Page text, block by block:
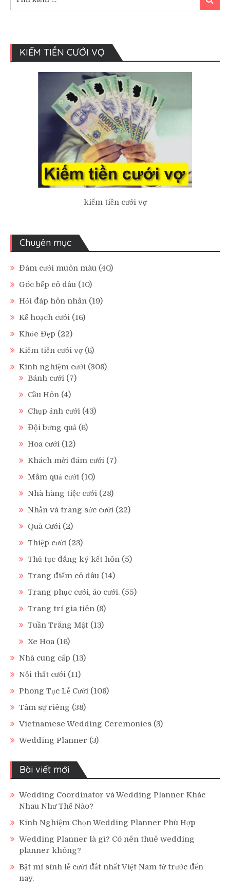
kiếm:
kiếm
KIẾM TIỀN CƯỚI VỢ
kiếm tiền cưới vợ
Chuyên mục
Đám cưới muôn màu (40)
Góc bếp cô dâu (10)
Hỏi đáp hôn nhân (19)
Kế hoạch cưới (16)
Khỏe Đẹp (22)
Kiếm tiền cưới vợ (6)
Kinh nghiệm cưới (308)
Bánh cưới (7)
Cầu Hôn (4)
Chụp ảnh cưới (43)
Đội bưng quả (6)
Hoa cưới (12)
Khách mời đám cưới (7)
Mâm quả cưới (10)
Nhà hàng tiệc cưới (28)
Nhẫn và trang sức cưới (22)
Quà Cưới (2)
Thiệp cưới (23)
Thủ tục đăng ký kết hôn (5)
Trang điểm cô dâu (14)
Trang phục cưới, áo cưới. (55)
Trang trí gia tiên (8)
Tuần Trăng Mật (13)
Xe Hoa (16)
Nhà cung cấp (13)
Nội thất cưới (11)
Phong Tục Lễ Cưới (108)
Tâm sự riêng (38)
Vietnamese Wedding Ceremonies (3)
Wedding Planner (3)
Bài viết mới
Wedding Coordinator và Wedding Planner Khác
Nhau Như Thế Nào?
Kinh Nghiệm Chọn Wedding Planner Phù Hợp
Wedding Planner là gì? Có nên thuê wedding
planner không?
Bật mí sính lễ cưới đắt nhất Việt Nam từ trước đến
nay.